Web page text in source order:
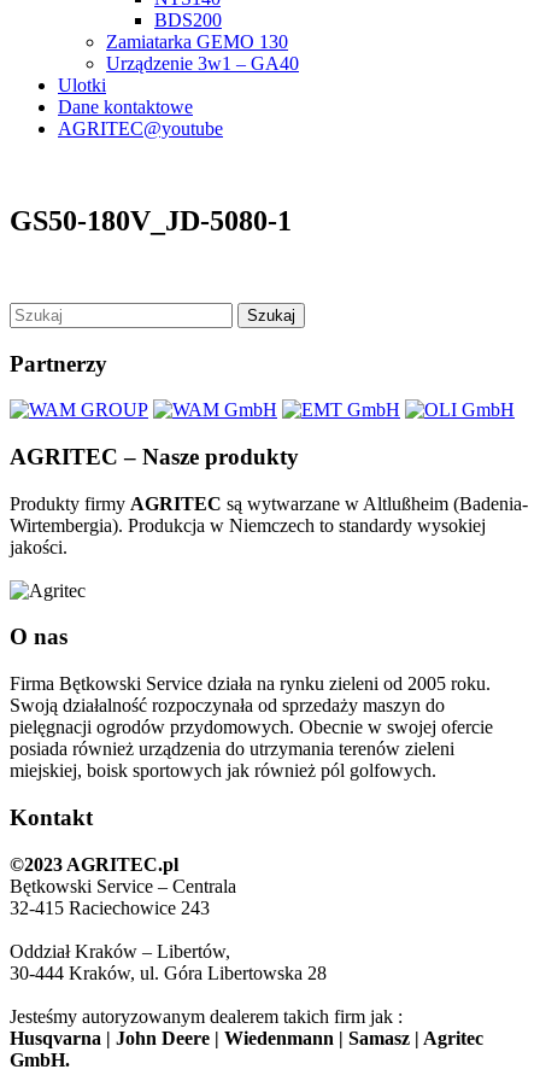
BDS200
Zamiatarka GEMO 130
Urządzenie 3w1 – GA40
Ulotki
Dane kontaktowe
AGRITEC@youtube
GS50-180V_JD-5080-1
Szukaj
Partnerzy
AGRITEC – Nasze produkty
Produkty firmy AGRITEC są wytwarzane w Altlußheim (Badenia-
Wirtembergia). Produkcja w Niemczech to standardy wysokiej
jakości.
O nas
Firma Bętkowski Service działa na rynku zieleni od 2005 roku.
Swoją działalność rozpoczynała od sprzedaży maszyn do
pielęgnacji ogrodów przydomowych. Obecnie w swojej ofercie
posiada również urządzenia do utrzymania terenów zieleni
miejskiej, boisk sportowych jak również pól golfowych.
Kontakt
©2023 AGRITEC.pl
Bętkowski Service – Centrala
32-415 Raciechowice 243
Oddział Kraków – Libertów,
30-444 Kraków, ul. Góra Libertowska 28
Jesteśmy autoryzowanym dealerem takich firm jak :
Husqvarna | John Deere | Wiedenmann | Samasz | Agritec
GmbH.